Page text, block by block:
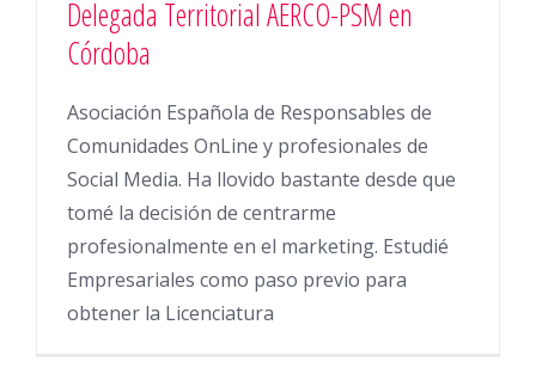
Delegada Territorial AERCO-PSM en
Córdoba
Asociación Española de Responsables de
Comunidades OnLine y profesionales de
Social Media. Ha llovido bastante desde que
tomé la decisión de centrarme
profesionalmente en el marketing. Estudié
Empresariales como paso previo para
obtener la Licenciatura